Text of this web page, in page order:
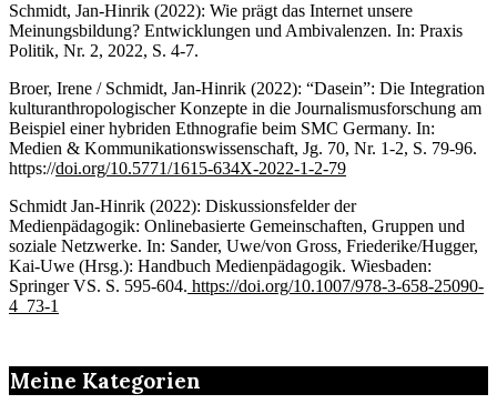
Schmidt, Jan-Hinrik (2022): Wie prägt das Internet unsere
Meinungsbildung? Entwicklungen und Ambivalenzen. In: Praxis
Politik, Nr. 2, 2022, S. 4-7.
Broer, Irene / Schmidt, Jan-Hinrik (2022): “Dasein”: Die Integration
kulturanthropologischer Konzepte in die Journalismusforschung am
Beispiel einer hybriden Ethnografie beim SMC Germany. In:
Medien & Kommunikationswissenschaft, Jg. 70, Nr. 1-2, S. 79-96.
https://doi.org/10.5771/1615-634X-2022-1-2-79
Schmidt Jan-Hinrik (2022): Diskussionsfelder der
Medienpädagogik: Onlinebasierte Gemeinschaften, Gruppen und
soziale Netzwerke. In: Sander, Uwe/von Gross, Friederike/Hugger,
Kai-Uwe (Hrsg.): Handbuch Medienpädagogik. Wiesbaden:
Springer VS. S. 595-604. https://doi.org/10.1007/978-3-658-25090-
4_73-1
Meine Kategorien